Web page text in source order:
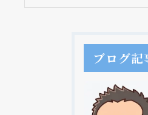
ブログ記